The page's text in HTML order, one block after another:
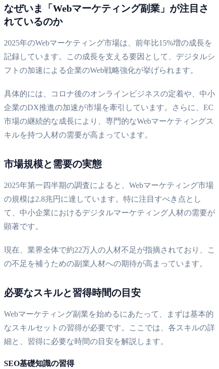
なぜいま「Webマーケティング副業」が注目さ
れているのか
2025年のWebマーケティング市場は、前年比15%増の成長を
記録しています。この成長を支える要因として、デジタルシ
フトの加速による企業のWeb戦略強化が挙げられます。
具体的には、コロナ後のオンラインビジネスの定着や、中小
企業のDX推進の加速が市場を牽引しています。さらに、EC
市場の継続的な成長により、専門的なWebマーケティングス
キルを持つ人材の需要が高まっています。
市場規模と需要の実態
2025年第一四半期の調査によると、Webマーケティング市場
の規模は2.8兆円に達しています。特に注目すべき点とし
て、中小企業におけるデジタルマーケティング人材の需要が
顕著です。
現在、業界全体で約22万人の人材不足が指摘されており、こ
の不足を補うための副業人材への期待が高まっています。
必要なスキルと習得時間の目安
Webマーケティング副業を始めるにあたって、まずは基本的
なスキルセットの習得が必要です。ここでは、各スキルの詳
細と、習得に必要な時間の目安を解説します。
SEO基礎知識の習得